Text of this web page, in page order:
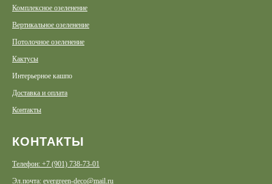
Комплексное озеленение
Вертикальное озеленение
Потолочное озеленение
Кактусы
Интерьерное кашпо
Доставка и оплата
Контакты
КОНТАКТЫ
Телефон: +7 (901) 738-73-01
Эл.почта: evergreen-deco@mail.ru